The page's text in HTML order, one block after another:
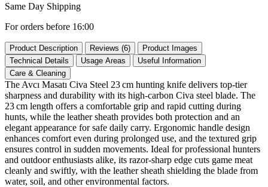
Same Day Shipping
For orders before 16:00
Product Description Reviews (6)
Product Images
Technical Details
Usage Areas
Useful Information
Care & Cleaning
The Avcı Masatı Civa Steel 23 cm hunting knife delivers top‑tier
sharpness and durability with its high‑carbon Civa steel blade. The
23 cm length offers a comfortable grip and rapid cutting during
hunts, while the leather sheath provides both protection and an
elegant appearance for safe daily carry. Ergonomic handle design
enhances comfort even during prolonged use, and the textured grip
ensures control in sudden movements. Ideal for professional hunters
and outdoor enthusiasts alike, its razor‑sharp edge cuts game meat
cleanly and swiftly, with the leather sheath shielding the blade from
water, soil, and other environmental factors.